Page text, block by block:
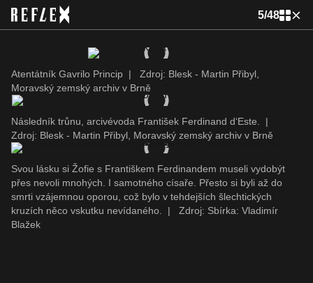
5/48
Atentátník Gavrilo Princip |
Zdroj: Blesk - Martin Přibyl,
Moravský zemský archiv v Brně
Následník trůnu, arcivévoda František Ferdinand d‘Este.
|
Zdroj: Blesk - Martin Přibyl, Moravský zemský archiv v Brně
Svou lásku si Žofie s Františkem Ferdinandem museli vydobýt
přes nevoli mnohých. I samotného císaře. Přesto si byli až do
smrti vzájemnou oporou, což bylo v tehdejších šlechtických
kruzích něco vskutku nevídaného.
|
Zdroj: Sbírka: Vladimír
Blažek